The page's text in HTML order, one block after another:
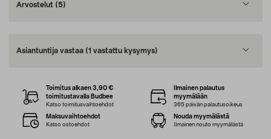
Arvostelut (5)
Asiantuntija vastaa (1 vastattu kysymys)
Toimitus alkaen 3,90 €
toimitustavalla Budbee
Katso toimitusvaihtoehdot
Ilmainen palautus
myymälään
365 päivän palautusoikeus
Maksuvaihtoehdot
Katso ostoehdot
Nouda myymälästä
Ilmainen nouto myymälästä